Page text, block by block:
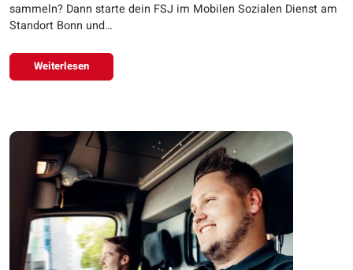
sammeln? Dann starte dein FSJ im Mobilen Sozialen Dienst am
Standort Bonn und…
Weiterlesen